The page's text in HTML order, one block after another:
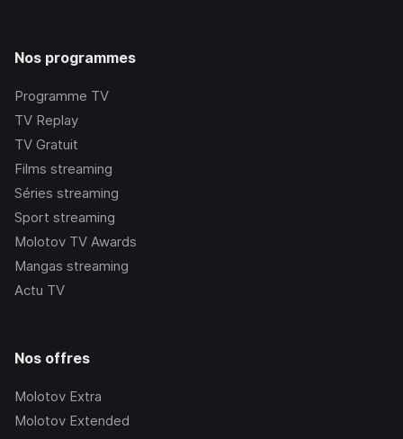
Nos programmes
Programme TV
TV Replay
TV Gratuit
Films streaming
Séries streaming
Sport streaming
Molotov TV Awards
Mangas streaming
Actu TV
Nos offres
Molotov Extra
Molotov Extended